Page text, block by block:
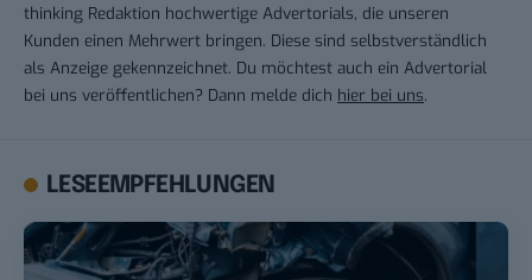
thinking Redaktion hochwertige Advertorials, die unseren
Kunden einen Mehrwert bringen. Diese sind selbstverständlich
als Anzeige gekennzeichnet. Du möchtest auch ein Advertorial
bei uns veröffentlichen? Dann melde dich hier bei uns.
LESEEMPFEHLUNGEN